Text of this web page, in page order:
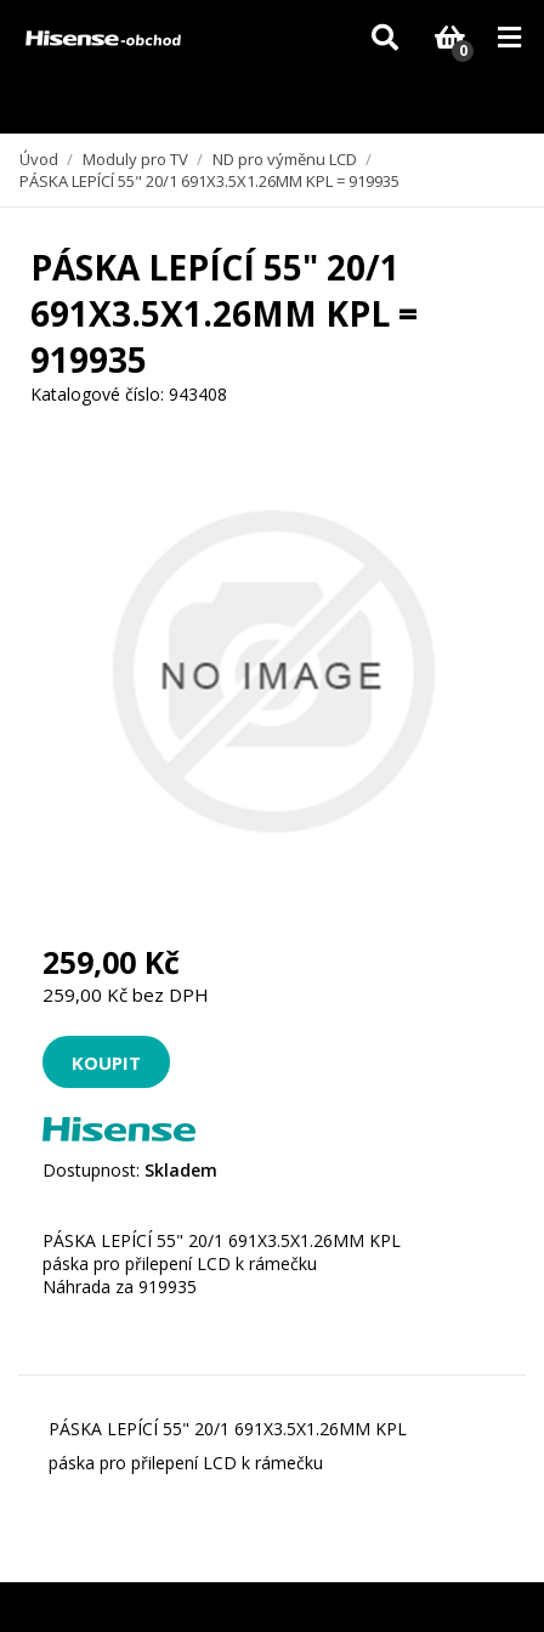
Vzhledem k aktuální situaci se může dodání dílů, které nejsou skladem,
zpozdit. Děkujeme za pochopení.
0
Úvod / Moduly pro TV / ND pro výměnu LCD /
PÁSKA LEPÍCÍ 55" 20/1 691X3.5X1.26MM KPL = 919935
PÁSKA LEPÍCÍ 55" 20/1
691X3.5X1.26MM KPL =
919935
Katalogové číslo: 943408
259,00 Kč
259,00 Kč bez DPH
Dostupnost: Skladem
PÁSKA LEPÍCÍ 55" 20/1 691X3.5X1.26MM KPL
páska pro přilepení LCD k rámečku
Náhrada za 919935
PÁSKA LEPÍCÍ 55" 20/1 691X3.5X1.26MM KPL
páska pro přilepení LCD k rámečku